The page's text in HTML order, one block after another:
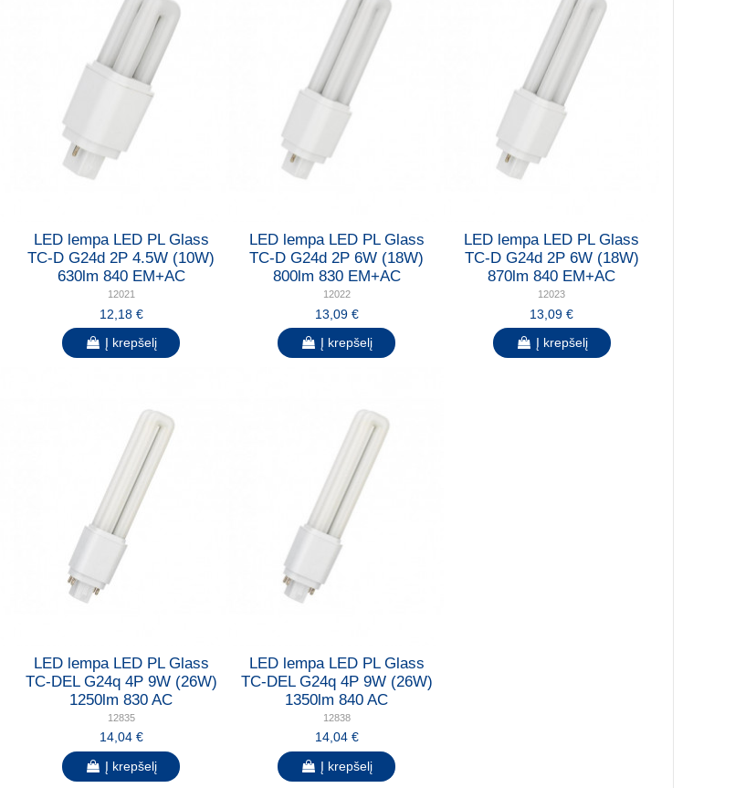
LED lempa LED PL Glass
TC-D G24d 2P 4.5W (10W)
630lm 840 EM+AC
12021
12,18 €
Į krepšelį
LED lempa LED PL Glass
TC-D G24d 2P 6W (18W)
800lm 830 EM+AC
12022
13,09 €
Į krepšelį
LED lempa LED PL Glass
TC-D G24d 2P 6W (18W)
870lm 840 EM+AC
12023
13,09 €
Į krepšelį
LED lempa LED PL Glass
TC-DEL G24q 4P 9W (26W)
1250lm 830 AC
12835
14,04 €
Į krepšelį
LED lempa LED PL Glass
TC-DEL G24q 4P 9W (26W)
1350lm 840 AC
12838
14,04 €
Į krepšelį